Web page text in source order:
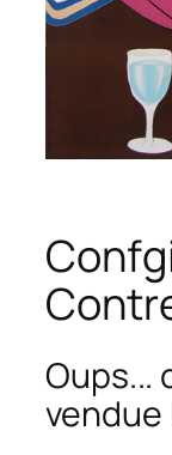
Oups...
vendue